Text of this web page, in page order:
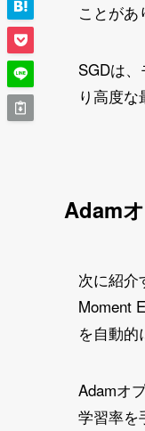
ことがあ
SGDは
り高度
Adam
次に紹介
Moment
を自動的
Adamオ
学習率を